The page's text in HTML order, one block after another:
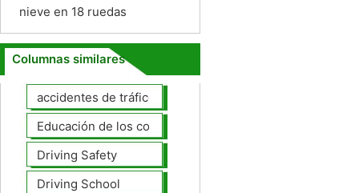
nieve en 18 ruedas
Columnas similares
accidentes de tráfico
Educación de los conductores
Driving Safety
Driving School